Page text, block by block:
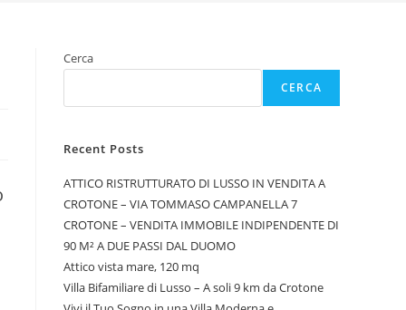
Cerca
CERCA
Recent Posts
ATTICO RISTRUTTURATO DI LUSSO IN VENDITA A
CROTONE – VIA TOMMASO CAMPANELLA 7
CROTONE – VENDITA IMMOBILE INDIPENDENTE DI
90 M² A DUE PASSI DAL DUOMO
Attico vista mare, 120 mq
Villa Bifamiliare di Lusso – A soli 9 km da Crotone